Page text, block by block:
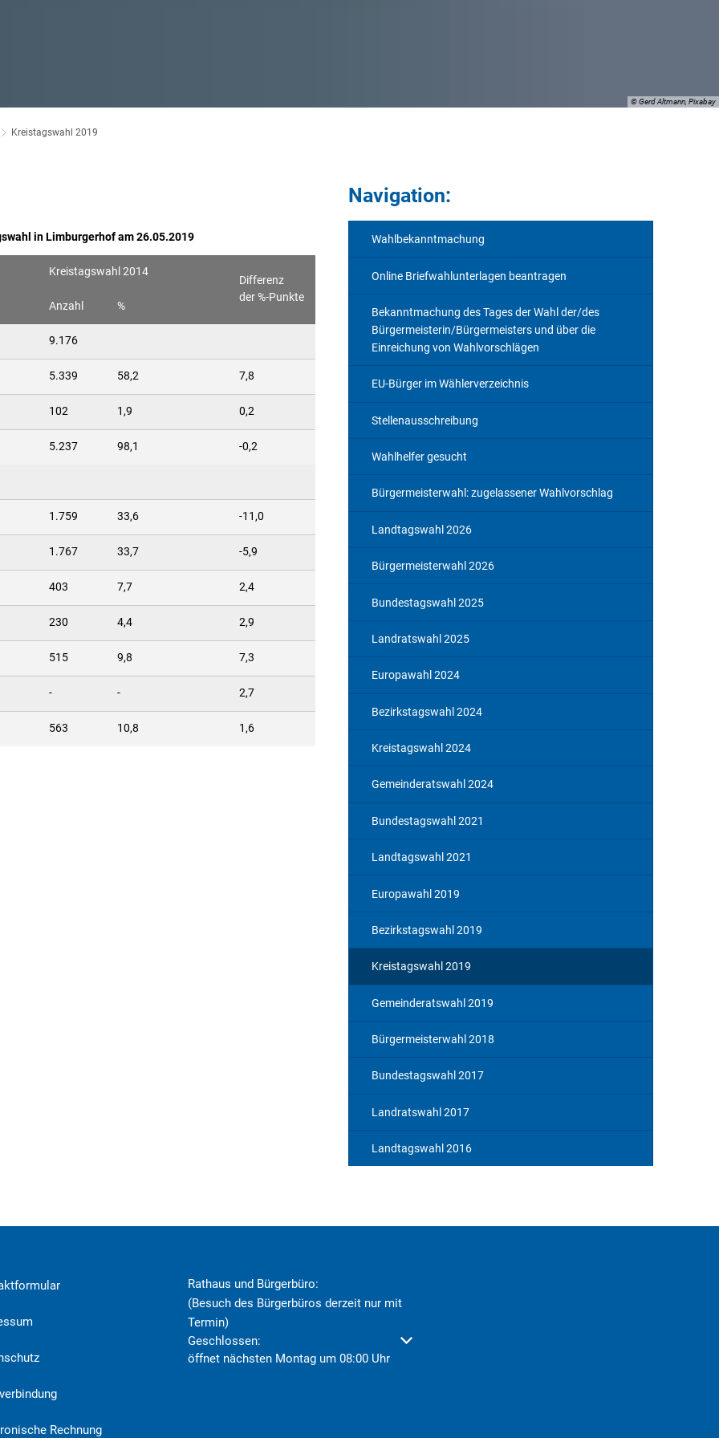
© Gerd Altmann, Pixabay
Kreistagswahl 2019
in Limburgerhof am 26.05.2019
Kreistagswahl 2014
Differenz
der %-Punkte
Anzahl %
9.176
5.339 58,2 7,8
102 1,9 0,2
5.237 98,1 -0,2
1.759 33,6 -11,0
1.767 33,7 -5,9
403 7,7 2,4
230 4,4 2,9
515 9,8 7,3
- - 2,7
563 10,8 1,6
Navigation:
Wahlbekanntmachung
Online Briefwahlunterlagen beantragen
Bekanntmachung des Tages der Wahl der/des
Bürgermeisterin/Bürgermeisters und über die
Einreichung von Wahlvorschlägen
EU-Bürger im Wählerverzeichnis
Stellenausschreibung
Wahlhelfer gesucht
Bürgermeisterwahl: zugelassener Wahlvorschlag
Landtagswahl 2026
Bürgermeisterwahl 2026
Bundestagswahl 2025
Landratswahl 2025
Europawahl 2024
Bezirkstagswahl 2024
Kreistagswahl 2024
Gemeinderatswahl 2024
Bundestagswahl 2021
Landtagswahl 2021
Europawahl 2019
Bezirkstagswahl 2019
Kreistagswahl 2019
Gemeinderatswahl 2019
Bürgermeisterwahl 2018
Bundestagswahl 2017
Landratswahl 2017
Landtagswahl 2016
Rechnung
Rathaus und Bürgerbüro:
(Besuch des Bürgerbüros derzeit nur mit
Termin)
Klicken, um weitere Öffnungs- oder Schließzeiten auszublenden
Geschlossen:
öffnet nächsten Montag um 08:00 Uhr